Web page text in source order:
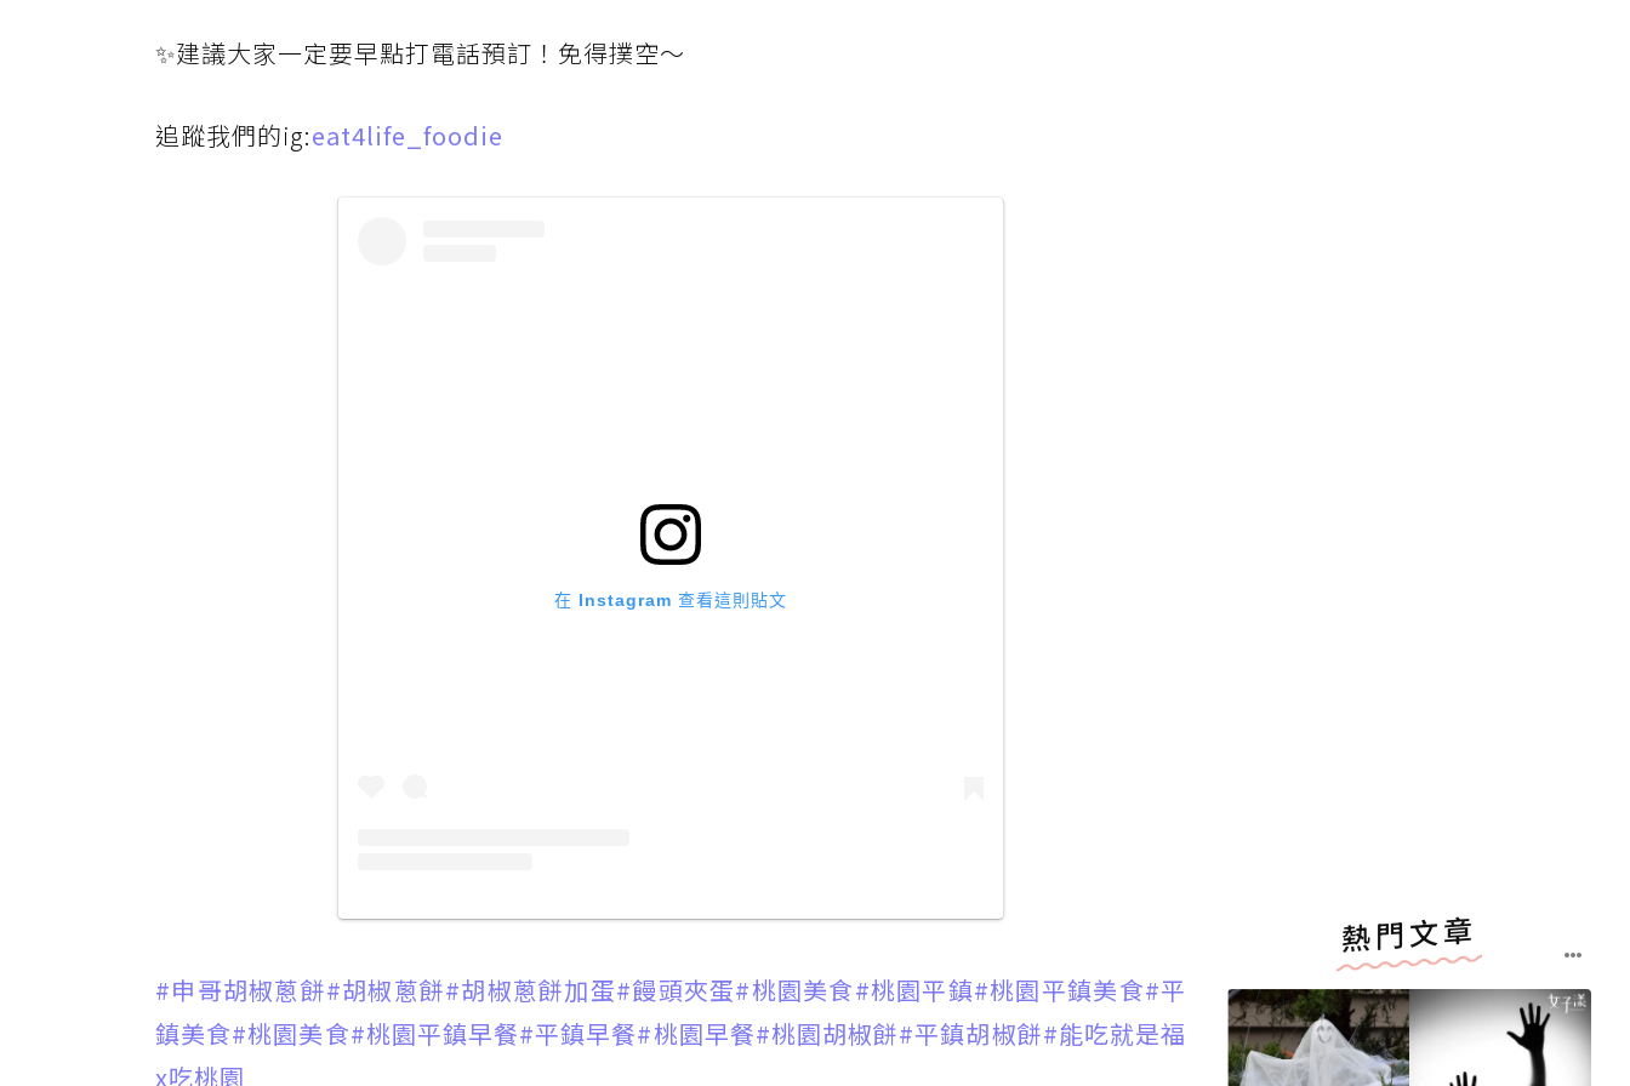
✨建議大家一定要早點打電話預訂！免得撲空～
追蹤我們的ig:eat4life_foodie
在 Instagram 查看這則貼文
#申哥胡椒蔥餅#胡椒蔥餅#胡椒蔥餅加蛋#饅頭夾蛋#桃園美食#桃園平鎮#桃園平鎮美食#平
鎮美食#桃園美食#桃園平鎮早餐#平鎮早餐#桃園早餐#桃園胡椒餅#平鎮胡椒餅#能吃就是福
x吃桃園
熱門文章